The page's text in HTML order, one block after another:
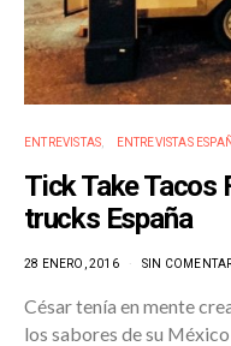
ENTREVISTAS ENTREVISTAS
Tick Take Tacos
trucks España
28 ENERO, 2016 SIN
César tenía en mente
los sabores de su